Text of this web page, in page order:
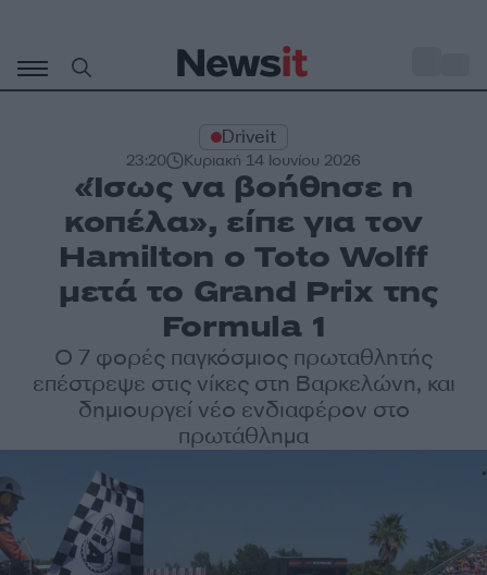
περιεχόμενο
Driveit
23:20 Κυριακή 14 Ιουνίου 2026
«Ίσως να βοήθησε η
κοπέλα», είπε για τον
Hamilton ο Toto Wolff
μετά το Grand Prix της
Formula 1
Ο 7 φορές παγκόσμιος πρωταθλητής
επέστρεψε στις νίκες στη Βαρκελώνη, και
δημιουργεί νέο ενδιαφέρον στο
πρωτάθλημα